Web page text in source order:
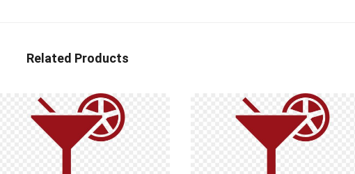
Related Products